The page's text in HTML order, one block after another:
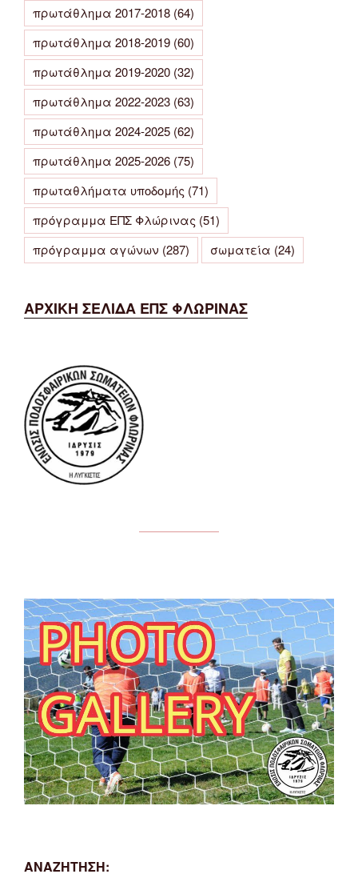
πρωτάθλημα 2017-2018 (64)
πρωτάθλημα 2018-2019 (60)
πρωτάθλημα 2019-2020 (32)
πρωτάθλημα 2022-2023 (63)
πρωτάθλημα 2024-2025 (62)
πρωτάθλημα 2025-2026 (75)
πρωταθλήματα υποδομής (71)
πρόγραμμα ΕΠΣ Φλώρινας (51)
πρόγραμμα αγώνων (287) σωματεία (24)
ΑΡΧΙΚΗ ΣΕΛΙΔΑ ΕΠΣ ΦΛΩΡΙΝΑΣ
ΑΝΑΖΗΤΗΣΗ: